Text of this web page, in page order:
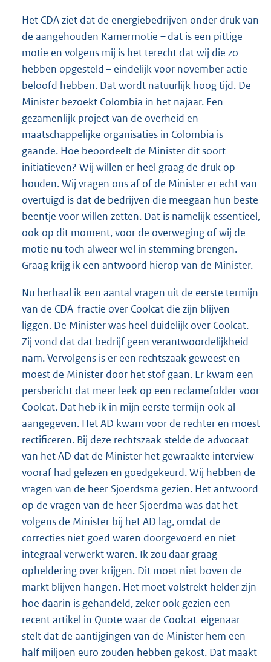
Het CDA ziet dat de energiebedrijven onder druk van
de aangehouden Kamermotie – dat is een pittige
motie en volgens mij is het terecht dat wij die zo
hebben opgesteld – eindelijk voor november actie
beloofd hebben. Dat wordt natuurlijk hoog tijd. De
Minister bezoekt Colombia in het najaar. Een
gezamenlijk project van de overheid en
maatschappelijke organisaties in Colombia is
gaande. Hoe beoordeelt de Minister dit soort
initiatieven? Wij willen er heel graag de druk op
houden. Wij vragen ons af of de Minister er echt van
overtuigd is dat de bedrijven die meegaan hun beste
beentje voor willen zetten. Dat is namelijk essentieel,
ook op dit moment, voor de overweging of wij de
motie nu toch alweer wel in stemming brengen.
Graag krijg ik een antwoord hierop van de Minister.
Nu herhaal ik een aantal vragen uit de eerste termijn
van de CDA-fractie over Coolcat die zijn blijven
liggen. De Minister was heel duidelijk over Coolcat.
Zij vond dat dat bedrijf geen verantwoordelijkheid
nam. Vervolgens is er een rechtszaak geweest en
moest de Minister door het stof gaan. Er kwam een
persbericht dat meer leek op een reclamefolder voor
Coolcat. Dat heb ik in mijn eerste termijn ook al
aangegeven. Het AD kwam voor de rechter en moest
rectificeren. Bij deze rechtszaak stelde de advocaat
van het AD dat de Minister het gewraakte interview
vooraf had gelezen en goedgekeurd. Wij hebben de
vragen van de heer Sjoerdsma gezien. Het antwoord
op de vragen van de heer Sjoerdma was dat het
volgens de Minister bij het AD lag, omdat de
correcties niet goed waren doorgevoerd en niet
integraal verwerkt waren. Ik zou daar graag
opheldering over krijgen. Dit moet niet boven de
markt blijven hangen. Het moet volstrekt helder zijn
hoe daarin is gehandeld, zeker ook gezien een
recent artikel in Quote waar de Coolcat-eigenaar
stelt dat de aantijgingen van de Minister hem een
half miljoen euro zouden hebben gekost. Dat maakt